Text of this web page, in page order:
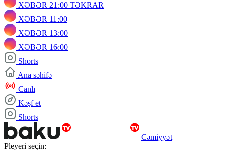
XƏBƏR 21:00 TƏKRAR
XƏBƏR 11:00
XƏBƏR 13:00
XƏBƏR 16:00
Shorts
Ana səhifə
Canlı
Kəşf et
Shorts
Cəmiyyət
Pleyeri seçin: